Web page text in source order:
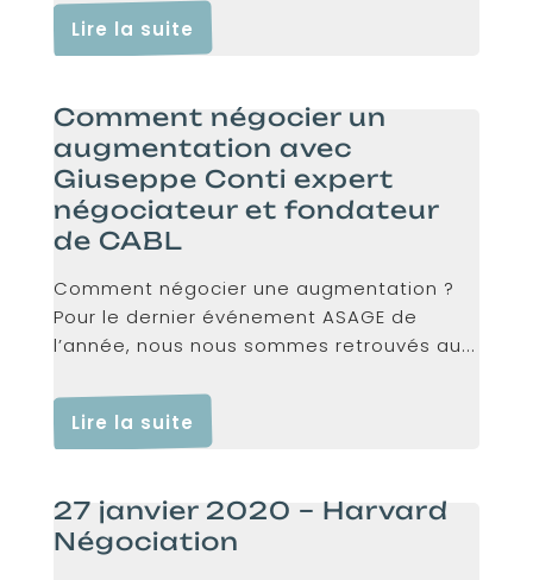
Lire la suite
Comment négocier un
augmentation avec
Giuseppe Conti expert
négociateur et fondateur
de CABL
Comment négocier une augmentation ?
Pour le dernier événement ASAGE de
l’année, nous nous sommes retrouvés au...
Lire la suite
27 janvier 2020 – Harvard
Négociation